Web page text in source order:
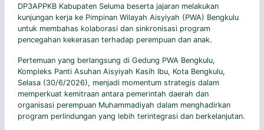
DP3APPKB Kabupaten Seluma beserta jajaran melakukan
kunjungan kerja ke Pimpinan Wilayah Aisyiyah (PWA) Bengkulu
untuk membahas kolaborasi dan sinkronisasi program
pencegahan kekerasan terhadap perempuan dan anak.
Pertemuan yang berlangsung di Gedung PWA Bengkulu,
Kompleks Panti Asuhan Aisyiyah Kasih Ibu, Kota Bengkulu,
Selasa (30/6/2026), menjadi momentum strategis dalam
memperkuat kemitraan antara pemerintah daerah dan
organisasi perempuan Muhammadiyah dalam menghadirkan
program perlindungan yang lebih terintegrasi dan berkelanjutan.